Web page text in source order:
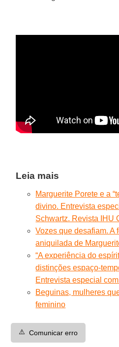
Leia mais
Marguerite Porete e a
divino. Entrevista
Schwartz. Revista IHU
Vozes que desafiam. A
aniquilada de
“A experiência do
distinções espaço-
Entrevista especial
Beguinas, mulheres
feminino
⚠️ Comunicar erro